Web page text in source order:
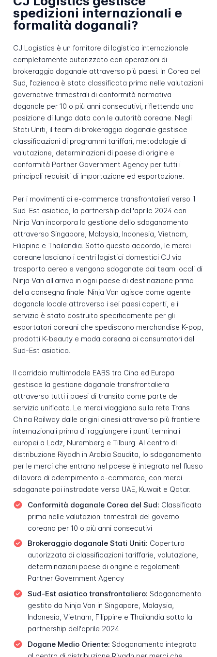
spedizioni internazionali e
formalità doganali?
CJ Logistics è un fornitore di logistica internazionale
completamente autorizzato con operazioni di
brokeraggio doganale attraverso più paesi. In Corea del
Sud, l'azienda è stata classificata prima nelle valutazioni
governative trimestrali di conformità normativa
doganale per 10 o più anni consecutivi, riflettendo una
posizione di lunga data con le autorità coreane. Negli
Stati Uniti, il team di brokeraggio doganale gestisce
classificazioni di programmi tariffari, metodologie di
valutazione, determinazioni di paese di origine e
conformità Partner Government Agency per tutti i
principali requisiti di importazione ed esportazione.
Per i movimenti di e-commerce transfrontalieri verso il
Sud-Est asiatico, la partnership dell'aprile 2024 con
Ninja Van incorpora la gestione dello sdoganamento
attraverso Singapore, Malaysia, Indonesia, Vietnam,
Filippine e Thailandia. Sotto questo accordo, le merci
coreane lasciano i centri logistici domestici CJ via
trasporto aereo e vengono sdoganate dai team locali di
Ninja Van all'arrivo in ogni paese di destinazione prima
della consegna finale. Ninja Van agisce come agente
doganale locale attraverso i sei paesi coperti, e il
servizio è stato costruito specificamente per gli
esportatori coreani che spediscono merchandise K-pop,
prodotti K-beauty e moda coreana ai consumatori del
Sud-Est asiatico.
Il corridoio multimodale EABS tra Cina ed Europa
gestisce la gestione doganale transfrontaliera
attraverso tutti i paesi di transito come parte del
servizio unificato. Le merci viaggiano sulla rete Trans
China Railway dalle origini cinesi attraverso più frontiere
internazionali prima di raggiungere i punti terminali
europei a Lodz, Nuremberg e Tilburg. Al centro di
distribuzione Riyadh in Arabia Saudita, lo sdoganamento
per le merci che entrano nel paese è integrato nel flusso
di lavoro di adempimento e-commerce, con merci
sdoganate poi instradate verso UAE, Kuwait e Qatar.
Conformità doganale Corea del Sud: Classificata
prima nelle valutazioni trimestrali del governo
coreano per 10 o più anni consecutivi
Brokeraggio doganale Stati Uniti: Copertura
autorizzata di classificazioni tariffarie, valutazione,
determinazioni paese di origine e regolamenti
Partner Government Agency
Sud-Est asiatico transfrontaliero: Sdoganamento
gestito da Ninja Van in Singapore, Malaysia,
Indonesia, Vietnam, Filippine e Thailandia sotto la
partnership dell'aprile 2024
Dogane Medio Oriente: Sdoganamento integrato